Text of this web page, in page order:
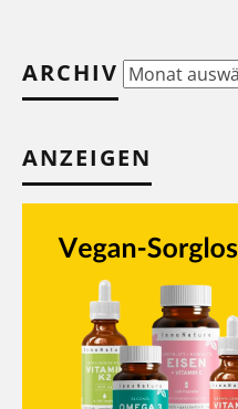
ARCHIV Archiv
ANZEIGEN